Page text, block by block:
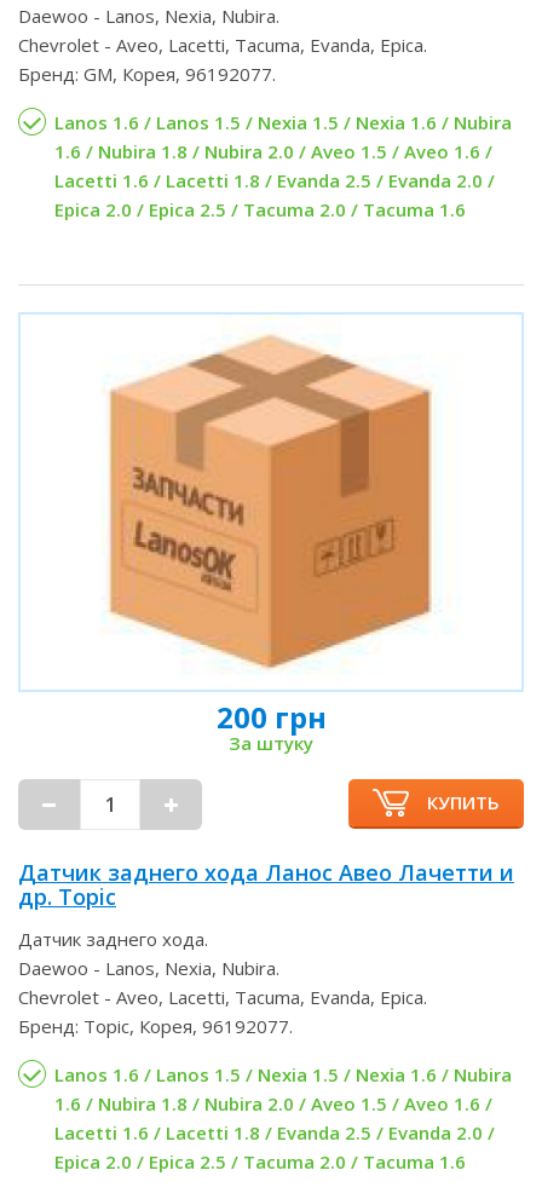
Daewoo - Lanos, Nexia, Nubira.
Chevrolet - Aveo, Lacetti, Tacuma, Evanda, Epica.
Бренд: GM, Корея, 96192077.
Lanos 1.6 / Lanos 1.5 / Nexia 1.5 / Nexia 1.6 / Nubira
1.6 / Nubira 1.8 / Nubira 2.0 / Aveo 1.5 / Aveo 1.6 /
Lacetti 1.6 / Lacetti 1.8 / Evanda 2.5 / Evanda 2.0 /
Epica 2.0 / Epica 2.5 / Tacuma 2.0 / Tacuma 1.6
200 грн
За штуку
КУПИТЬ
Датчик заднего хода Ланос Авео Лачетти и
др. Topic
Датчик заднего хода.
Daewoo - Lanos, Nexia, Nubira.
Chevrolet - Aveo, Lacetti, Tacuma, Evanda, Epica.
Бренд: Topic, Корея, 96192077.
Lanos 1.6 / Lanos 1.5 / Nexia 1.5 / Nexia 1.6 / Nubira
1.6 / Nubira 1.8 / Nubira 2.0 / Aveo 1.5 / Aveo 1.6 /
Lacetti 1.6 / Lacetti 1.8 / Evanda 2.5 / Evanda 2.0 /
Epica 2.0 / Epica 2.5 / Tacuma 2.0 / Tacuma 1.6